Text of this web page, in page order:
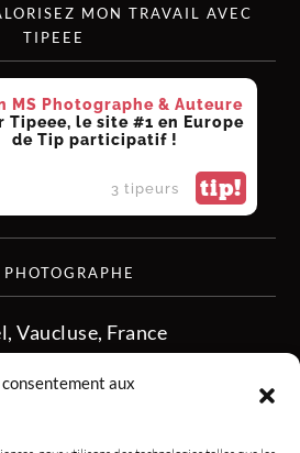
aux
MON TRAVAIL AVEC
TIPEEE
MS Photographe & Auteure
Tipeee, le site #1 en Europe
de Tip participatif !
3 tipeurs tip!
PHOTOGRAPHE
Vaucluse, France
:513 349 902
(at) gmail.com